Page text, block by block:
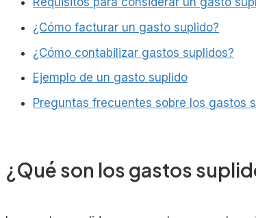
¿Cómo facturar un gasto suplido?
¿Cómo contabilizar gastos suplidos?
Ejemplo de un gasto suplido
Preguntas frecuentes sobre los gastos
¿Qué son los gastos